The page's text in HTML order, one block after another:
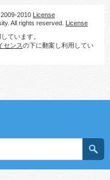
2010 License
All rights reserved. License
ています。
センスの下に翻案し利用してい